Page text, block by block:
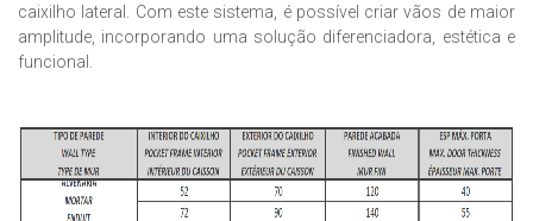
caixilho lateral. Com este sistema, é possível criar vãos de maior
amplitude, incorporando uma solução diferenciadora, estética e
funcional.